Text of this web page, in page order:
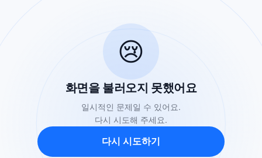
😢
화면을 불러오지 못했어요
일시적인 문제일 수 있어요.
다시 시도해 주세요.
다시 시도하기